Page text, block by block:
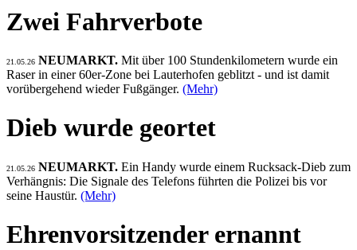
Zwei Fahrverbote
21.05.26 NEUMARKT. Mit über 100 Stundenkilometern wurde ein
Raser in einer 60er-Zone bei Lauterhofen geblitzt - und ist damit
vorübergehend wieder Fußgänger. (Mehr)
Dieb wurde geortet
21.05.26 NEUMARKT. Ein Handy wurde einem Rucksack-Dieb zum
Verhängnis: Die Signale des Telefons führten die Polizei bis vor
seine Haustür. (Mehr)
Ehrenvorsitzender ernannt